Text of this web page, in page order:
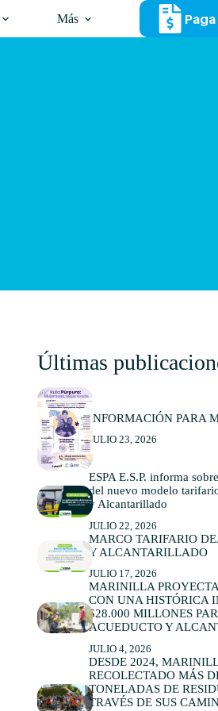
Más
Últimas
INFORMACIÓN PARA
JULIO 23, 2026
ESPA E.S.P. informa
del nuevo modelo
y Alcantarillado
JULIO 22, 2026
MARCO TARIFARIO
Y ALCANTARILLADO
JULIO 17, 2026
MARINILLA
CON UNA HISTÓRICA
$28.000 MILLONES
ACUEDUCTO Y
JULIO 4, 2026
DESDE 2024,
RECOLECTADO MÁS
TONELADAS DE
TRAVÉS DE SUS